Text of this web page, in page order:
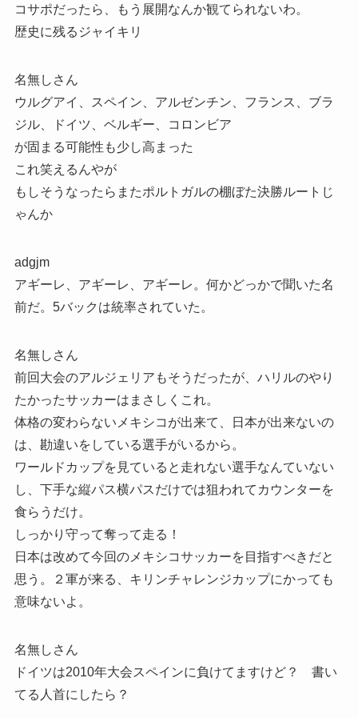
コサポだったら、もう展開なんか観てられないわ。
歴史に残るジャイキリ
名無しさん
ウルグアイ、スペイン、アルゼンチン、フランス、ブラ
ジル、ドイツ、ベルギー、コロンビア
が固まる可能性も少し高まった
これ笑えるんやが
もしそうなったらまたポルトガルの棚ぼた決勝ルートじ
ゃんか
adgjm
アギーレ、アギーレ、アギーレ。何かどっかで聞いた名
前だ。5バックは統率されていた。
名無しさん
前回大会のアルジェリアもそうだったが、ハリルのやり
たかったサッカーはまさしくこれ。
体格の変わらないメキシコが出来て、日本が出来ないの
は、勘違いをしている選手がいるから。
ワールドカップを見ていると走れない選手なんていない
し、下手な縦パス横パスだけでは狙われてカウンターを
食らうだけ。
しっかり守って奪って走る！
日本は改めて今回のメキシコサッカーを目指すべきだと
思う。２軍が来る、キリンチャレンジカップにかっても
意味ないよ。
名無しさん
ドイツは2010年大会スペインに負けてますけど？ 書い
てる人首にしたら？